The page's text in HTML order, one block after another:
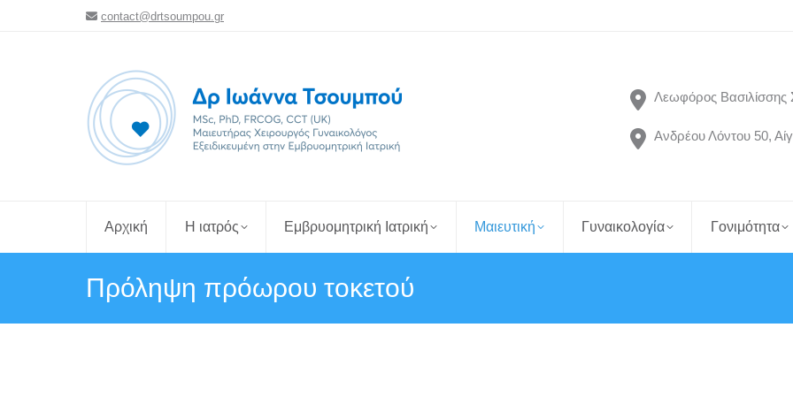
contact@drtsoumpou.gr
Λεωφόρος Βασιλίσσης
Ανδρέου Λόντου 50,
Αρχική Η ιατρός Εμβρυομητρική Ιατρική Μαιευτική Γυναικολογία Γονιμότητα
Πρόληψη πρόωρου τοκετού